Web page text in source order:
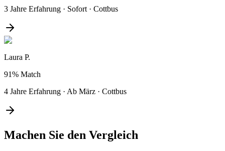
3 Jahre Erfahrung · Sofort · Cottbus
Laura P.
91% Match
4 Jahre Erfahrung · Ab März · Cottbus
Machen Sie den Vergleich